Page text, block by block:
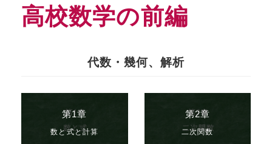
高校数学の前編
代数・幾何、解析
第1章
数と式と計算
第2章
二次関数